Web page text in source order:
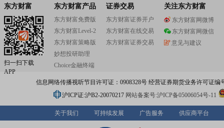
东方财富
扫一扫下载
APP
东方财富产品
东方财富免费版
东方财富Level-2
东方财富策略版
妙想投研助理
Choice金融终端
证券交易
东方财富证券开户
东方财富在线交易
东方财富证券交易
关注东方财富
东方财富网微博
东方财富网微信
意见与建议
信息网络传播视听节目许可证：0908328号 经营证券期货业务许可证编
沪ICP证:沪B2-20070217 网站备案号:沪ICP备05006054号-11
关于我们 可持续发展 广告服务 供应商平台